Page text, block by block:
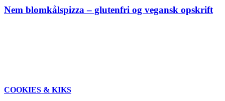
Nem blomkålspizza – glutenfri og vegansk opskrift
COOKIES & KIKS